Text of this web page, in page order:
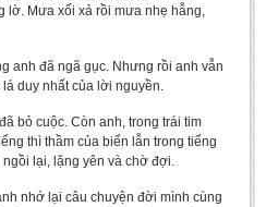
Reliant Literary Group
lờ. Mưa xối xả rồi mưa nhẹ hẫng,
anh đã ngã gục. Nhưng rồi anh vẫn
duy nhất của lời nguyền.
bỏ cuộc. Còn anh, trong trái tim
thì thầm của biển lẫn trong tiếng
lại, lặng yên và chờ đợi.
nhớ lại câu chuyện đời mình cùng